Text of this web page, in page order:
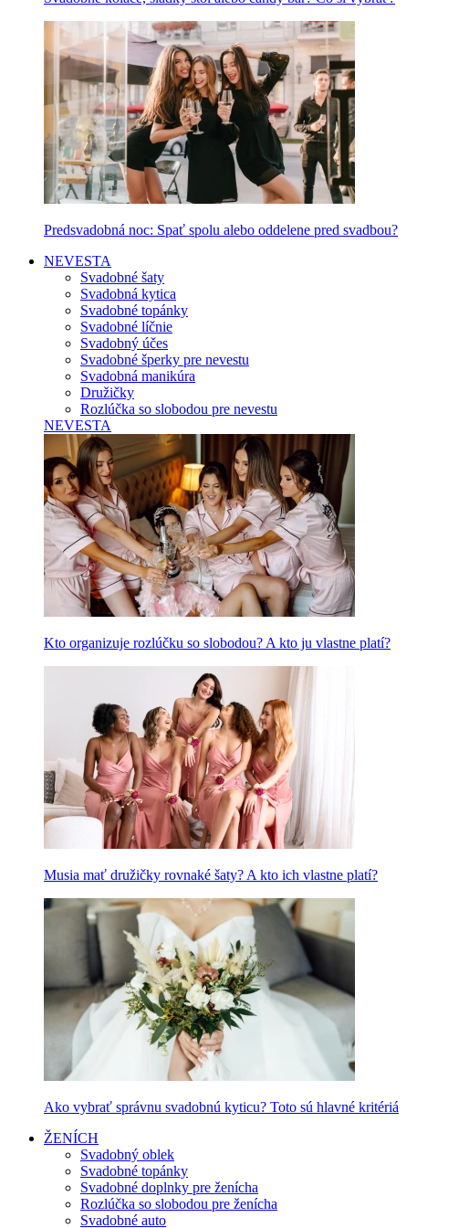
Predsvadobná noc: Spať spolu alebo oddelene pred svadbou?
NEVESTA
Svadobné šaty
Svadobná kytica
Svadobné topánky
Svadobné líčnie
Svadobný účes
Svadobné šperky pre nevestu
Svadobná manikúra
Družičky
Rozlúčka so slobodou pre nevestu
NEVESTA
Kto organizuje rozlúčku so slobodou? A kto ju vlastne platí?
Musia mať družičky rovnaké šaty? A kto ich vlastne platí?
Ako vybrať správnu svadobnú kyticu? Toto sú hlavné kritériá
ŽENÍCH
Svadobný oblek
Svadobné topánky
Svadobné doplnky pre ženícha
Rozlúčka so slobodou pre ženícha
Svadobné auto